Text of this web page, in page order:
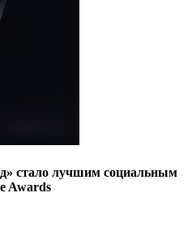
стало лучшим социальным
Awards